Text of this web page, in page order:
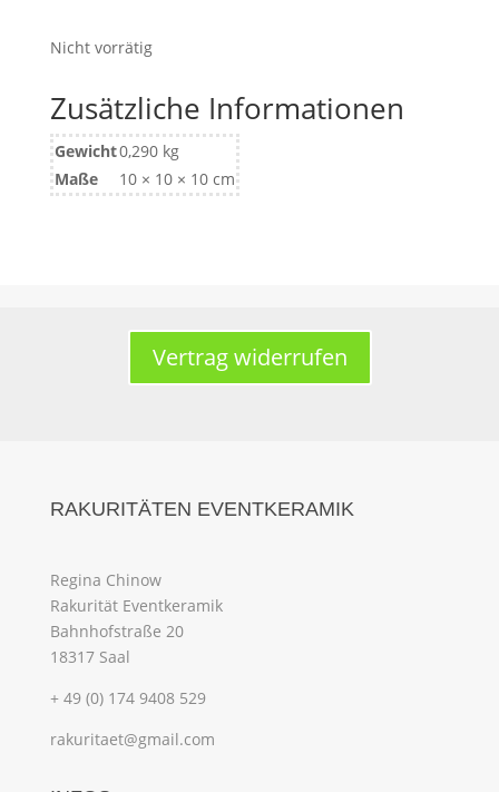
Nicht vorrätig
Zusätzliche Informationen
Gewicht0,290 kg
Maße
10 × 10 × 10 cm
Vertrag widerrufen
RAKURITÄTEN EVENTKERAMIK
Regina Chinow
Rakurität Eventkeramik
Bahnhofstraße 20
18317 Saal
+ 49 (0) 174 9408 529
rakuritaet@gmail.com